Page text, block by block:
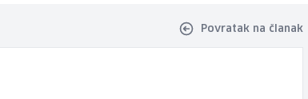
Povratak na članak